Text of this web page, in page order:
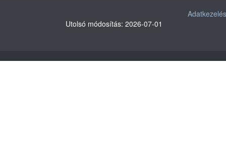
Utolsó módosítás: 2026-07-01